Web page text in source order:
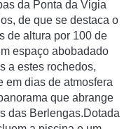
da Ponta da Vigia
de que se destaca o
de altura por 100 de
espaço abobadado
a estes rochedos,
em dias de atmosfera
que abrange
das Berlengas.Dotada